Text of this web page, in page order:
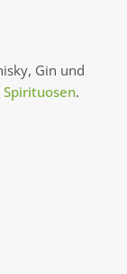
Gin und
Spirituosen.